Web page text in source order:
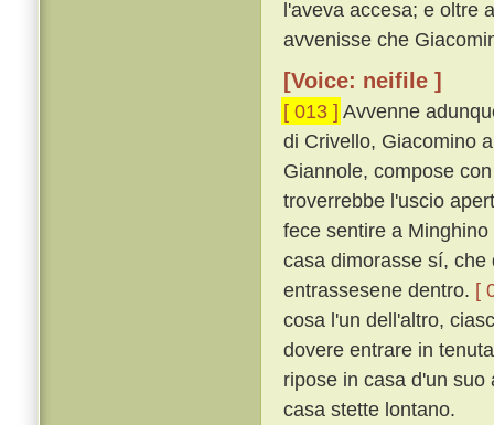
l'aveva accesa; e oltre
avvenisse che
[Voice: neifile ]
[ 013 ] Avvenne
di Crivello, Giacomino
Giannole, compose
troverrebbe l'uscio
fece sentire a
casa dimorasse sí, che
entrassesene dentro. [
cosa l'un dell'altro,
dovere entrare in
ripose in casa d'un
casa stette lontano.